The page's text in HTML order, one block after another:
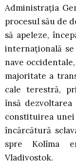
Administraţia
procesul său de
să apeleze,
internaţională
nave
majoritate a
cale terestră,
însă
constituirea
încărcătură
spre Kolîma
Vladivostok.